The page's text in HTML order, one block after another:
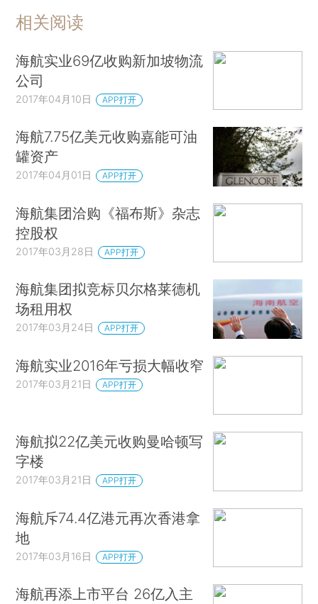
相关阅读
海航实业69亿收购新加坡物流
公司
2017年04月10日 APP打开
海航7.75亿美元收购嘉能可油
罐资产
2017年04月01日 APP打开
海航集团洽购《福布斯》杂志
控股权
2017年03月28日 APP打开
海航集团拟竞标贝尔格莱德机
场租用权
2017年03月24日 APP打开
海航实业2016年亏损大幅收窄
2017年03月21日 APP打开
海航拟22亿美元收购曼哈顿写
字楼
2017年03月21日 APP打开
海航斥74.4亿港元再次香港拿
地
2017年03月16日 APP打开
海航再添上市平台 26亿入主